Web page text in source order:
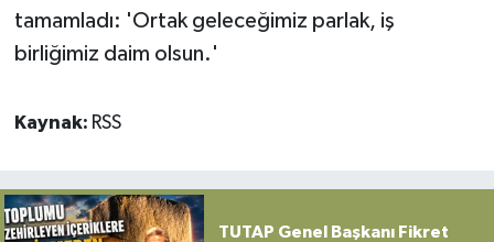
tamamladı: 'Ortak geleceğimiz parlak, iş
birliğimiz daim olsun.'
Kaynak: RSS
TUTAP Genel Başkanı Fikret